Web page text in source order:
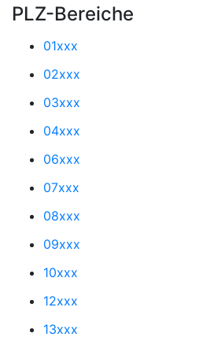
PLZ-Bereiche
01xxx
02xxx
03xxx
04xxx
06xxx
07xxx
08xxx
09xxx
10xxx
12xxx
13xxx